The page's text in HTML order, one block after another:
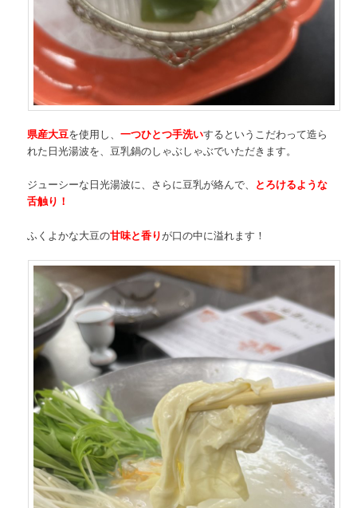
県産大豆を使用し、一つひとつ手洗いするというこだわって造ら
れた日光湯波を、豆乳鍋のしゃぶしゃぶでいただきます。
ジューシーな日光湯波に、さらに豆乳が絡んで、
とろけるような
舌触り！
ふくよかな大豆の甘味と香りが口の中に溢れます！